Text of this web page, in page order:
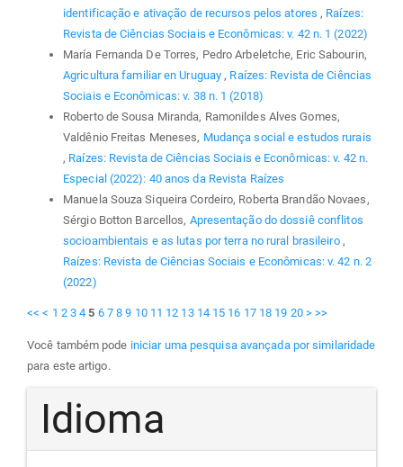
identificação e ativação de recursos pelos atores , Raízes:
Revista de Ciências Sociais e Econômicas: v. 42 n. 1 (2022)
María Fernanda De Torres, Pedro Arbeletche, Eric Sabourin,
Agricultura familiar en Uruguay , Raízes: Revista de Ciências
Sociais e Econômicas: v. 38 n. 1 (2018)
Roberto de Sousa Miranda, Ramonildes Alves Gomes,
Valdênio Freitas Meneses, Mudança social e estudos rurais
, Raízes: Revista de Ciências Sociais e Econômicas: v. 42 n.
Especial (2022): 40 anos da Revista Raízes
Manuela Souza Siqueira Cordeiro, Roberta Brandão Novaes,
Sérgio Botton Barcellos, Apresentação do dossiê conflitos
socioambientais e as lutas por terra no rural brasileiro ,
Raízes: Revista de Ciências Sociais e Econômicas: v. 42 n. 2
(2022)
<< < 1 2 3 4 5 6 7 8 9 10 11 12 13 14 15 16 17 18 19 20 > >>
Você também pode iniciar uma pesquisa avançada por similaridade
para este artigo.
Idioma